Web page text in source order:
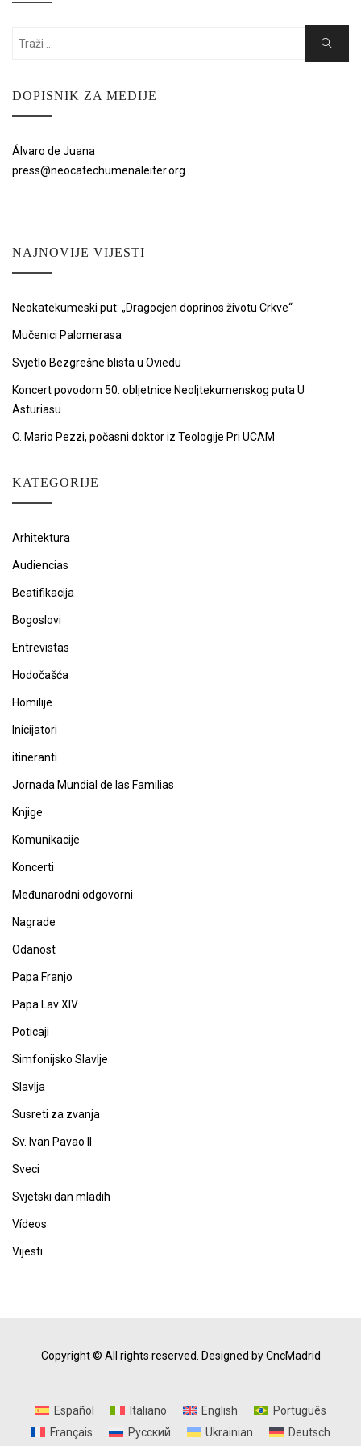
Search
Search
DOPISNIK ZA MEDIJE
Álvaro de Juana
press@neocatechumenaleiter.org
NAJNOVIJE VIJESTI
Neokatekumeski put: „Dragocjen doprinos životu Crkve“
Mučenici Palomerasa
Svjetlo Bezgrešne blista u Oviedu
Koncert povodom 50. obljetnice Neoljtekumenskog puta U
Asturiasu
O. Mario Pezzi, počasni doktor iz Teologije Pri UCAM
KATEGORIJE
Arhitektura
Audiencias
Beatifikacija
Bogoslovi
Entrevistas
Hodočašća
Homilije
Inicijatori
itineranti
Jornada Mundial de las Familias
Knjige
Komunikacije
Koncerti
Međunarodni odgovorni
Nagrade
Odanost
Papa Franjo
Papa Lav XIV
Poticaji
Simfonijsko Slavlje
Slavlja
Susreti za zvanja
Sv. Ivan Pavao II
Sveci
Svjetski dan mladih
Vídeos
Vijesti
Copyright © All rights reserved. Designed by CncMadrid
Español Italiano English
Português
Français
Русский Ukrainian Deutsch